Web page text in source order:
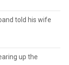
told his wife
up the